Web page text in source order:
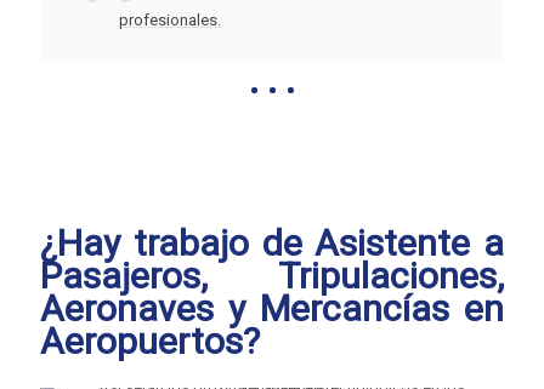
profesionales.
¿Hay trabajo de Asistente a
Pasajeros, Tripulaciones,
Aeronaves y Mercancías en
Aeropuertos?